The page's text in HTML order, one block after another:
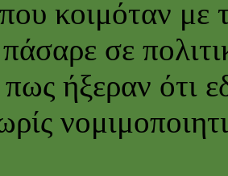
κοιμόταν με
πάσαρε σε
πως ήξεραν ότι